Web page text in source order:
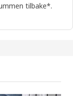
tilbake*.